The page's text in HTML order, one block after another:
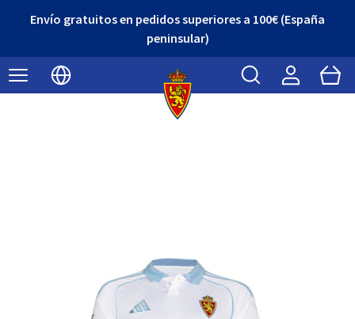
Envío gratuitos en pedidos superiores a 100€ (España
peninsular)
Seleccionar idioma
Buscar Cart